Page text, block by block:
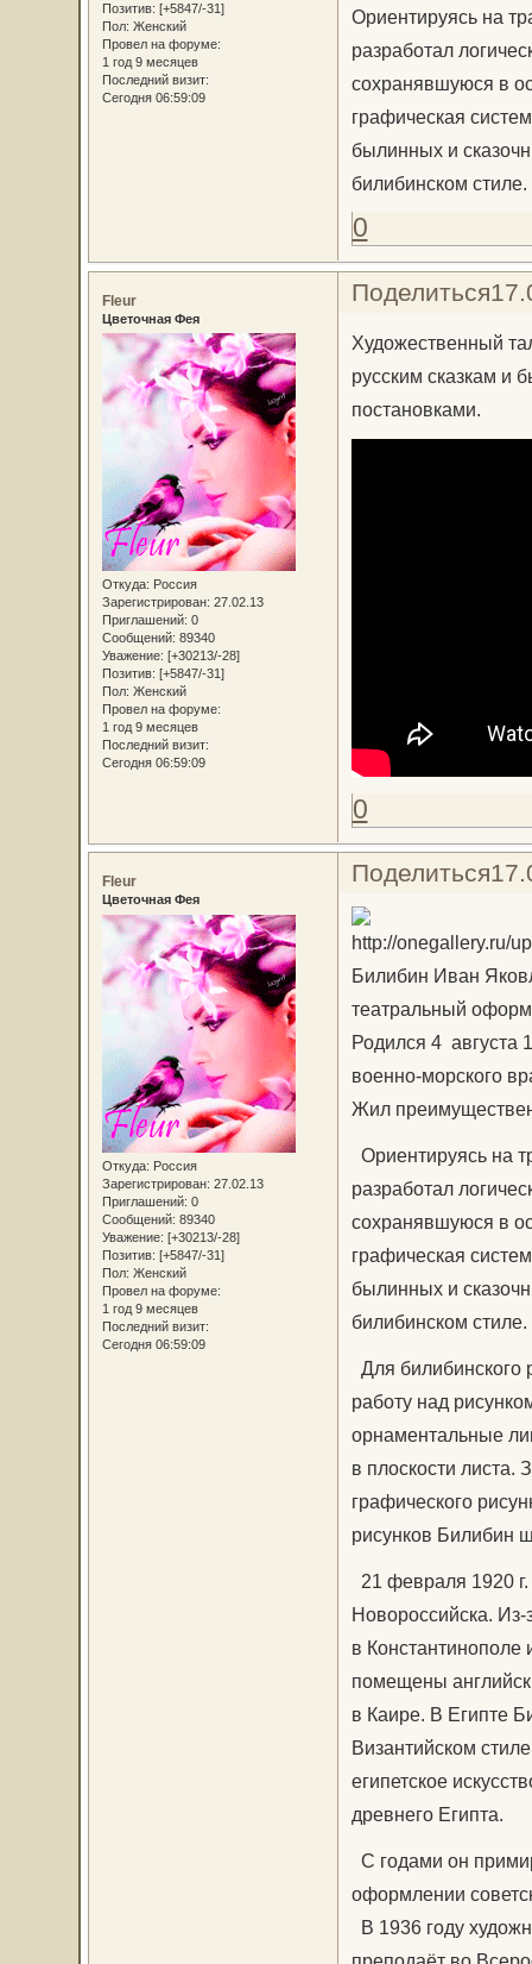
Позитив: [+5847/-31]
Пол: Женский
Провел на форуме:
1 год 9 месяцев
Последний визит:
Сегодня 06:59:09
Ориентируясь на
разработал
сохранявшуюся в
графическая
былинных и
билибинском стиле.
0
Поделиться
Fleur
Цветочная Фея
Откуда: Россия
Зарегистрирован: 27.02.13
Приглашений: 0
Сообщений: 89340
Уважение: [+30213/-28]
Позитив: [+5847/-31]
Пол: Женский
Провел на форуме:
1 год 9 месяцев
Последний визит:
Сегодня 06:59:09
Художественный
русским сказкам и
постановками.
0
Поделиться
Fleur
Цветочная Фея
Откуда: Россия
Зарегистрирован: 27.02.13
Приглашений: 0
Сообщений: 89340
Уважение: [+30213/-28]
Позитив: [+5847/-31]
Пол: Женский
Провел на форуме:
1 год 9 месяцев
Последний визит:
Сегодня 06:59:09
Билибин Иван
театральный
Родился 4 августа
военно-морского
Жил
Ориентируясь на
разработал
сохранявшуюся в
графическая
былинных и
билибинском стиле.
Для билибинского
работу над
орнаментальные
в плоскости листа.
графического
рисунков Билибин
21 февраля 1920
Новороссийска.
в Константинополе
помещены
в Каире. В Египте
Византийском
египетское
древнего Египта.
С годами он
оформлении
В 1936 году